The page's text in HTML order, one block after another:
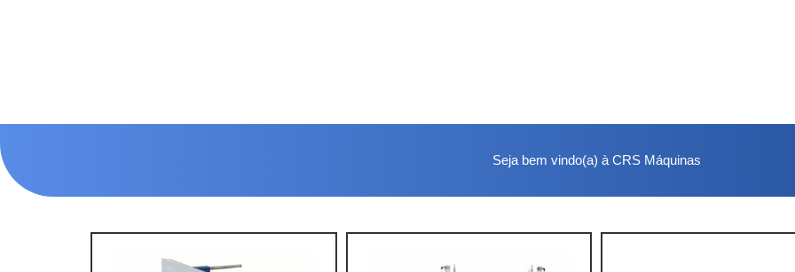
Seja bem vindo(a) à CRS Máquinas